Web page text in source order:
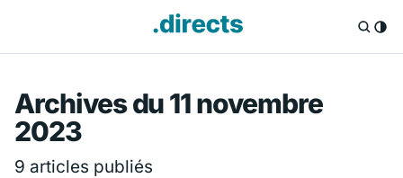
Directs.fr —
Archives du 11 novembre
2023
9 articles publiés